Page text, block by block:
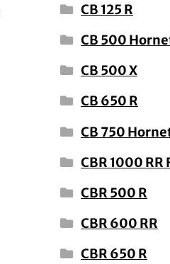
CB 125 R
CB 500
CB 500 X
CB 650 R
CB 750
CBR 1000
CBR 500 R
CBR 600 RR
CBR 650 R